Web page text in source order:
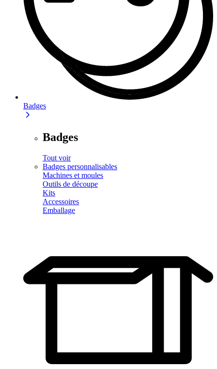
Badges
Badges
Tout voir
Badges personnalisables
Machines et moules
Outils de découpe
Kits
Accessoires
Emballage